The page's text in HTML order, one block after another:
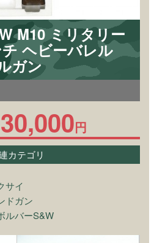
M10 ミリタリー
ヘビーバレル
ガン
30,000円
カテゴリ
サイ
ドガン
ルバーS&W